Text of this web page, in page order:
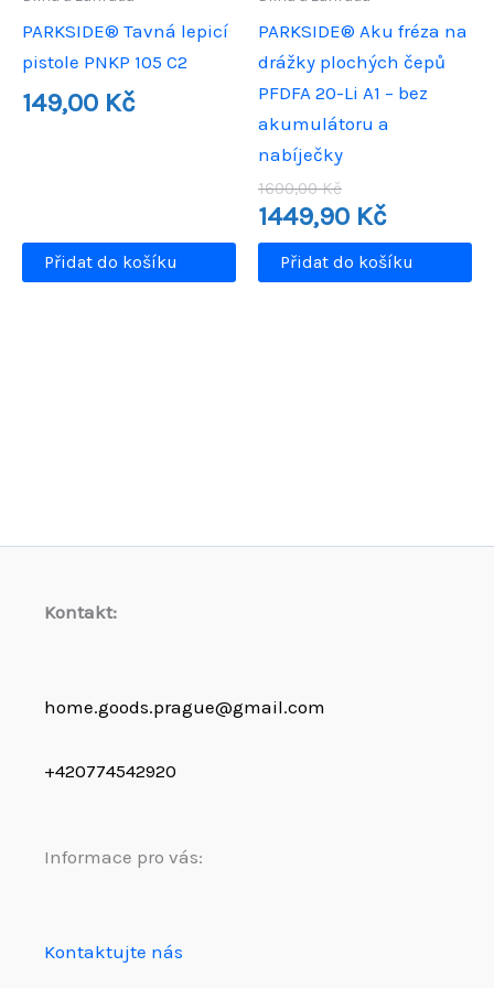
PARKSIDE® Tavná lepicí
pistole PNKP 105 C2
149,00 Kč
Přidat do košíku
PARKSIDE® Aku fréza na
drážky plochých čepů
PFDFA 20-Li A1 – bez
akumulátoru a
nabíječky
1600,00KčPůvodní
cena
byla:
1600,00 Kč.
1449,90 Kč
je:
1449,90 Kč.
Přidat do košíku
Kontakt:
home.goods.prague@gmail.com
+420774542920
Informace pro vás:
Kontaktujte nás